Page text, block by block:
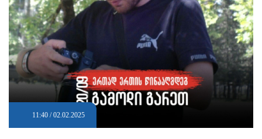
11:40 / 02.02.2025